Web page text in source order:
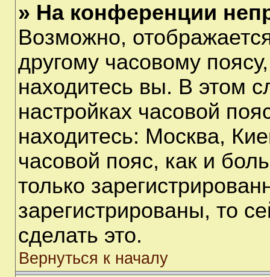
» На конференции
Возможно,
другому часовому
находитесь вы. В этом
настройках часовой
находитесь: Москва,
часовой пояс, как и
только
зарегистрированы, то
сделать это.
Вернуться к началу